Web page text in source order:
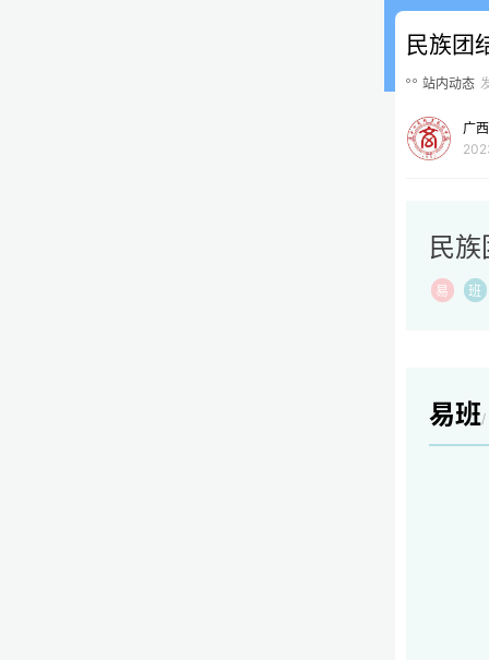
民族团
站内动态
广
民族
易 班
易班/